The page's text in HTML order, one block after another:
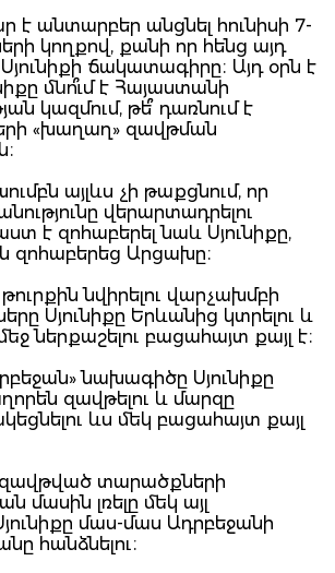
է անտարբեր անցնել հունիսի 7-
կողքով, քանի որ հենց այդ
Սյունիքի ճակատագիրը։ Այդ օրն է
մնո՞ւմ է Հայաստանի
կազմում, թե՞ դառնում է
«խաղաղ» զավթման
այլևս չի թաքցնում, որ
վերարտադրելու
է զոհաբերել նաև Սյունիքը,
զոհաբերեց Արցախը։
նվիրելու վարչախմբի
Սյունիքը Երևանից կտրելու և
ներքաշելու բացահայտ քայլ է։
նախագիծը Սյունիքը
զավթելու և մարզը
ևս մեկ բացահայտ քայլ
տարածքների
մասին լռելը մեկ այլ
Սյունիքը մաս-մաս Ադրբեջանի
հանձնելու։